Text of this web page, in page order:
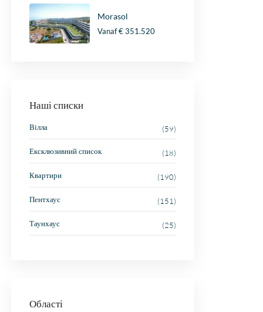
Morasol
Vanaf€ 351.520
Наші списки
Вілла (59)
Ексклюзивний список (18)
Квартири (190)
Пентхаус (151)
Таунхаус (25)
Області